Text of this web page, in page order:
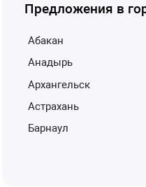
Предложения в
Абакан
Анадырь
Архангельск
Астрахань
Барнаул